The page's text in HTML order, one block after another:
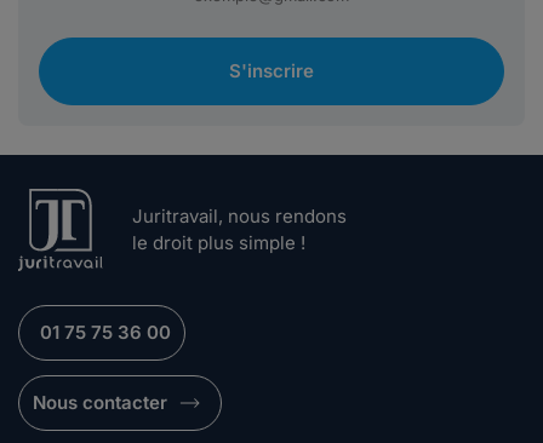
S'inscrire
Juritravail, nous rendons
le droit plus simple !
01 75 75 36 00
Nous contacter